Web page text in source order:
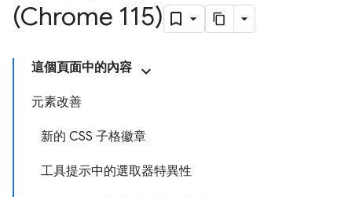
(Chrome 115)
這個頁面中的內容
元素改善
新的 CSS 子格徽章
工具提示中的選取器特異性